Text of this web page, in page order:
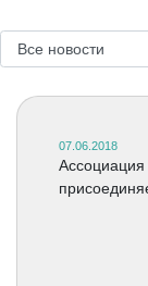
07.06.2018
Ассоциация